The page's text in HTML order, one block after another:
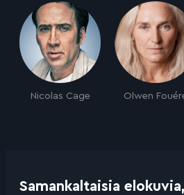
Nicolas Cage Olwen
Samankaltaisia